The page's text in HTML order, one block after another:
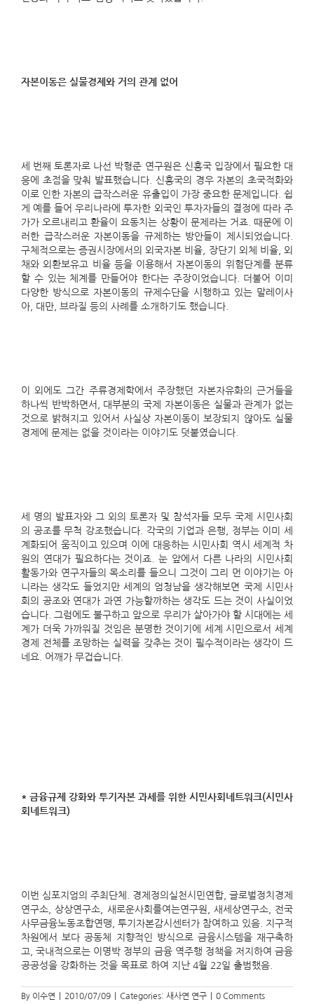
자본이동은 실물경제와 거의 관계 없어
세 번째 토론자로 나선 박형준 연구원은 신흥국 입장에서 필요한 대
응에 초점을 맞춰 발표했습니다. 신흥국의 경우 자본의 초국적화와
이로 인한 자본의 급작스러운 유출입이 가장 중요한 문제입니다. 쉽
게 예를 들어 우리나라에 투자한 외국인 투자자들의 결정에 따라 주
가가 오르내리고 환율이 요동치는 상황이 문제라는 거죠. 때문에 이
러한 급작스러운 자본이동을 규제하는 방안들이 제시되었습니다.
구체적으로는 증권시장에서의 외국자본 비율, 장단기 외체 비율, 외
채와 외환보유고 비율 등을 이용해서 자본이동의 위험단계를 분류
할 수 있는 체계를 만들어야 한다는 주장이었습니다. 더불어 이미
다양한 방식으로 자본이동의 규제수단을 시행하고 있는 말레이사
아, 대만, 브라질 등의 사례를 소개하기도 했습니다.
이 외에도 그간 주류경제학에서 주장했던 자본자유화의 근거들을
하나씩 반박하면서, 대부분의 국제 자본이동은 실물과 관계가 없는
것으로 밝혀지고 있어서 사실상 자본이동이 보장되지 않아도 실물
경제에 문제는 없을 것이라는 이야기도 덧붙였습니다.
세 명의 발표자와 그 외의 토론자 및 참석자들 모두 국제 시민사회
의 공조를 무척 강조했습니다. 각국의 기업과 은행, 정부는 이미 세
계화되어 움직이고 있으며 이에 대응하는 시민사회 역시 세계적 차
원의 연대가 필요하다는 것이죠. 눈 앞에서 다른 나라의 시민사회
활동가와 연구자들의 목소리를 들으니 그것이 그리 먼 이야기는 아
니라는 생각도 들었지만 세계의 엄청남을 생각해보면 국제 시민사
회의 공조와 연대가 과연 가능할까하는 생각도 드는 것이 사실이었
습니다. 그럼에도 불구하고 앞으로 우리가 살아가야 할 시대에는 세
계가 더욱 가까워질 것임은 분명한 것이기에 세계 시민으로서 세계
경제 전체를 조망하는 실력을 갖추는 것이 필수적이라는 생각이 드
네요. 어깨가 무겁습니다.
* 금융규제 강화와 투기자본 과세를 위한 시민사회네트워크(시민사
회네트워크)
이번 심포지엄의 주최단체. 경제정의실천시민연합, 글로벌정치경제
연구소, 상상연구소, 새로운사회를여는연구원, 새세상연구소, 전국
사무금융노동조합연맹, 투기자본감시센터가 참여하고 있음. 지구적
차원에서 보다 공동체 지향적인 방식으로 금융시스템을 재구축하
고, 국내적으로는 이명박 정부의 금융 역주행 정책을 저지하여 금융
공공성을 강화하는 것을 목표로 하여 지난 4월 22일 출범했음.
By 이수연 2010/07/09 Categories: 새사연 연구 0 Comments